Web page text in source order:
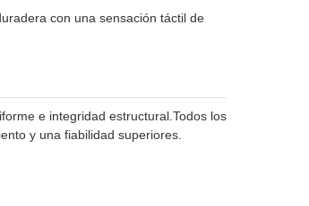
con una sensación táctil de
e integridad estructural.Todos los
y una fiabilidad superiores.